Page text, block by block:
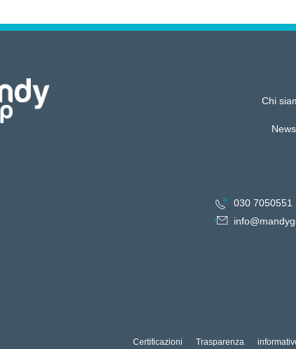
Chi
News
030 7050551
Certificazioni Trasparenza